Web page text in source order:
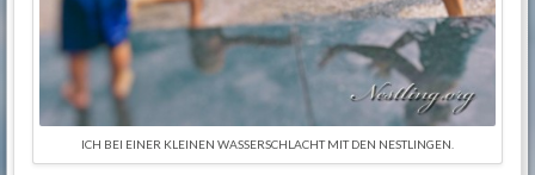
ICH BEI EINER KLEINEN WASSERSCHLACHT MIT DEN NESTLINGEN.